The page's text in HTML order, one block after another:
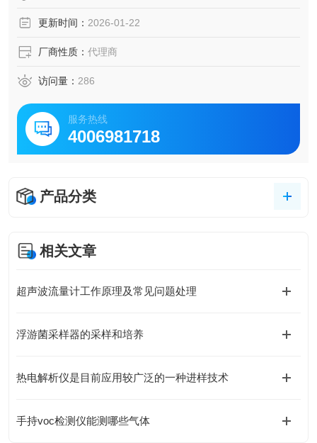
更新时间： 2026-01-22
厂商性质： 代理商
访问量： 286
服务热线
4006981718
产品分类
相关文章
超声波流量计工作原理及常见问题处理
浮游菌采样器的采样和培养
热电解析仪是目前应用较广泛的一种进样技术
手持voc检测仪能测哪些气体